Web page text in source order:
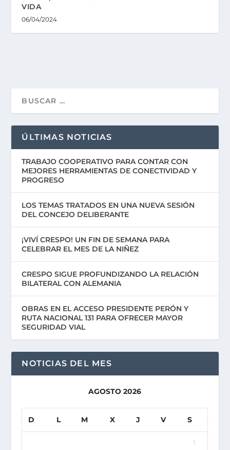
VIDA
06/04/2024
ÚLTIMAS NOTICIAS
TRABAJO COOPERATIVO PARA CONTAR CON
MEJORES HERRAMIENTAS DE CONECTIVIDAD Y
PROGRESO
LOS TEMAS TRATADOS EN UNA NUEVA SESIÓN
DEL CONCEJO DELIBERANTE
¡VIVÍ CRESPO! UN FIN DE SEMANA PARA
CELEBRAR EL MES DE LA NIÑEZ
CRESPO SIGUE PROFUNDIZANDO LA RELACIÓN
BILATERAL CON ALEMANIA
OBRAS EN EL ACCESO PRESIDENTE PERÓN Y
RUTA NACIONAL 131 PARA OFRECER MAYOR
SEGURIDAD VIAL
NOTICIAS DEL MES
AGOSTO 2026
D L M X J V S
1